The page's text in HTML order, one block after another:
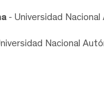
- Universidad
Nacional